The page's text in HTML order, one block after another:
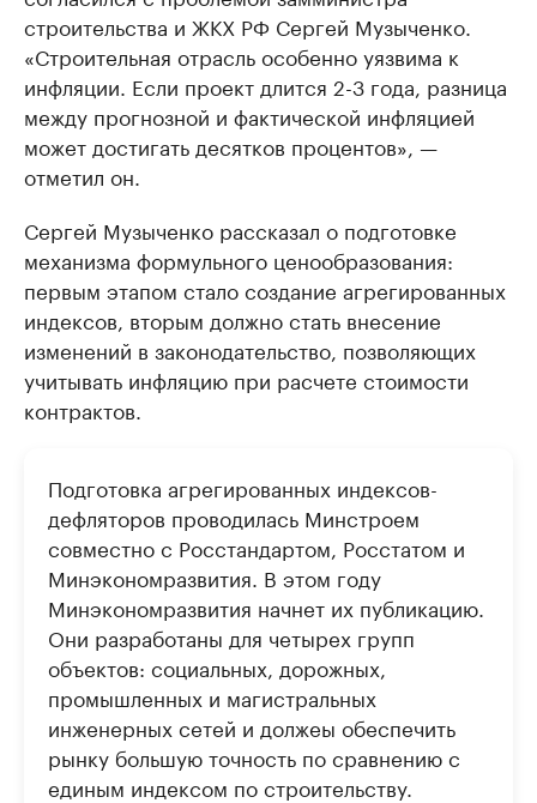
строительства и ЖКХ РФ Сергей Музыченко.
«Строительная отрасль особенно уязвима к
инфляции. Если проект длится 2-3 года, разница
между прогнозной и фактической инфляцией
может достигать десятков процентов», —
отметил он.
Сергей Музыченко рассказал о подготовке
механизма формульного ценообразования:
первым этапом стало создание агрегированных
индексов, вторым должно стать внесение
изменений в законодательство, позволяющих
учитывать инфляцию при расчете стоимости
контрактов.
Подготовка агрегированных индексов-
дефляторов проводилась Минстроем
совместно с Росстандартом, Росстатом и
Минэкономразвития. В этом году
Минэкономразвития начнет их публикацию.
Они разработаны для четырех групп
объектов: социальных, дорожных,
промышленных и магистральных
инженерных сетей и должеы обеспечить
рынку большую точность по сравнению с
единым индексом по строительству.